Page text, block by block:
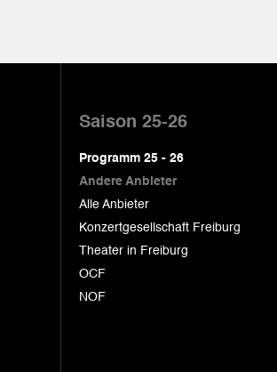
Saison 25-26
Programm 25 - 26
Andere Anbieter
Alle Anbieter
Konzertgesellschaft Freiburg
Theater in Freiburg
OCF
NOF